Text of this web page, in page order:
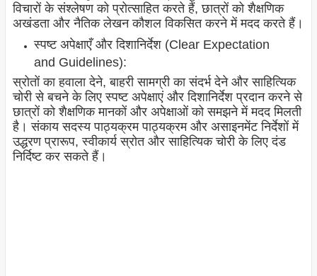
विचारों के संश्लेषण को प्रोत्साहित करते हैं, छात्रों को शैक्षणिक
अखंडता और नैतिक लेखन कौशल विकसित करने में मदद करते हैं।
स्पष्ट अपेक्षाएँ और दिशानिर्देश (Clear Expectation
and Guidelines):
स्रोतों का हवाला देने, बाहरी सामग्री का संदर्भ देने और साहित्यिक
चोरी से बचने के लिए स्पष्ट अपेक्षाएं और दिशानिर्देश प्रदान करने से
छात्रों को शैक्षणिक मानकों और अपेक्षाओं को समझने में मदद मिलती
है। संकाय सदस्य पाठ्यक्रम पाठ्यक्रम और असाइनमेंट निर्देशों में
उद्धरण प्रारूप, स्वीकार्य स्रोत और साहित्यिक चोरी के लिए दंड
निर्दिष्ट कर सकते हैं।